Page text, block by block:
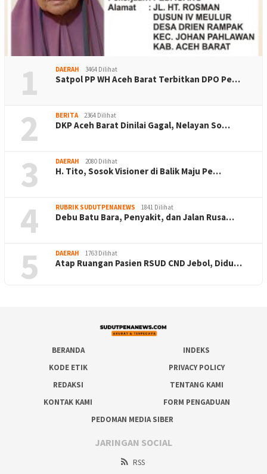
1 DAERAH 3464 Dilihat
Satpol PP WH Aceh Barat Terbitkan DPO Pe…
2 BERITA 2364 Dilihat
DKP Aceh Barat Dinilai Gagal, Nelayan So…
3 DAERAH 2080 Dilihat
H. Tito, Sosok Visioner di Balik Maju Pe…
4 RUBRIK SUDUTPENANEWS 1841 Dilihat
Debu Batu Bara, Penyakit, dan Jalan Rusa…
5 DAERAH 1763 Dilihat
Atap Ruangan Pasien RSUD CND Jebol, Didu…
BERANDA
INDEKS
KODE ETIK
PRIVACY POLICY
REDAKSI
TENTANG KAMI
KONTAK KAMI
FORM PENGADUAN
PEDOMAN MEDIA SIBER
JARINGAN SOCIAL
RSS